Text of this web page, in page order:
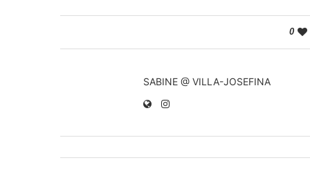
0
SABINE @ VILLA-JOSEFINA